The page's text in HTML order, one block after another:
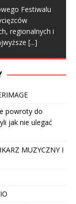
Festiwalu
regionalnych i
[...]
powroty do
jak nie ulegać
MUZYCZNY I